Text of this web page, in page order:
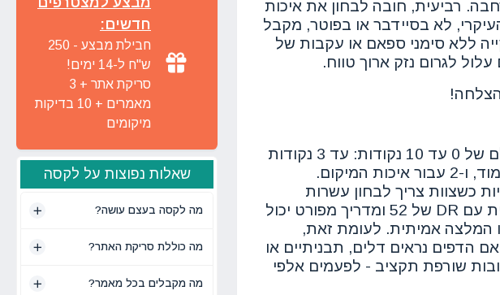
רביעית, חובה לבחון את איכות
לא בסיידבר או בפוטר, מקבל
ללא סימני ספאם או עקבות של
לגרום נזק ארוך טווח.
כדי לשמור על עקביות בשיפוט, כל מועמד מדורג על סולם של 0 עד 10 נקודות: עד 3 נקודות
עבור רלוונטיות, 3 עבור סמכות, 2 עבור תנועה ברמת העמוד, ו-2 עבור איכות המיקום.
כשצוות צריך לבחון עשרות
מועמדים במהלך פגישה אחת. דוגמה: בלוג פיננסי בעברית עם DR של 52 ומדריך מפורט יכול
כמו המלצה אמיתית. לעומת זאת,
ספריית קופונים כללית עם DR של 60 עשויה לקבל רק 4 אם הדפים נראים דלים, תבניתיים או
שורפת תקציב - לפעמים אלפי
חדשים:
חבילת מבצע - 250
ש"ח ל-14 ימים!
סריקת אתר + 3
מאמרים + 10 בדיקות
מיקומים
שאלות נפוצות על לקסה
מה לקסה בעצם עושה?
מה כוללת סריקת האתר?
מה מקבלים בכל מאמר?